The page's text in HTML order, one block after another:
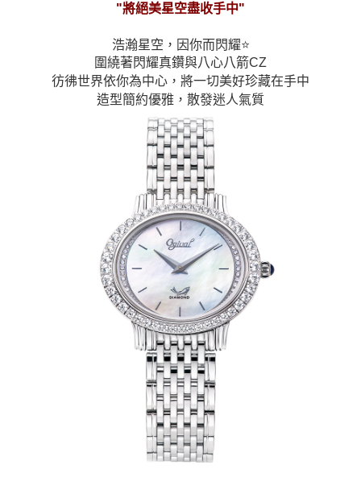
"將絕美星空盡收手中"
浩瀚星空，因你而閃耀⭐
圍繞著閃耀真鑽與八心八箭CZ
彷彿世界依你為中心，將一切美好珍藏在手中
造型簡約優雅，散發迷人氣質